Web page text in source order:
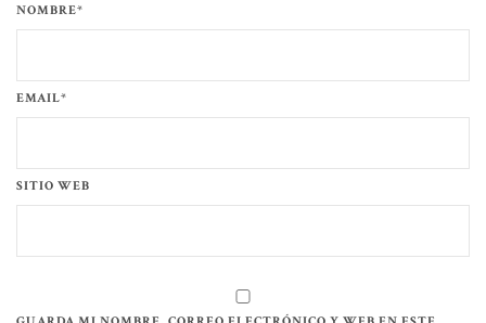
NOMBRE*
EMAIL*
SITIO WEB